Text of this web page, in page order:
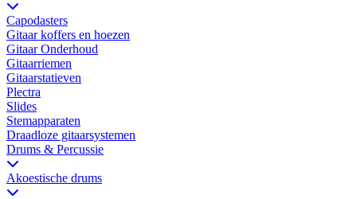
Capodasters
Gitaar koffers en hoezen
Gitaar Onderhoud
Gitaarriemen
Gitaarstatieven
Plectra
Slides
Stemapparaten
Draadloze gitaarsystemen
Drums & Percussie
Akoestische drums